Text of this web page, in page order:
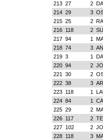
213 27 2
214 29 3
215 25 2
216 118 2
217 94 1
218 74 3
219 3 1
220 94 2
221
30 2
222 38 3
223 118 1
224 84 1
225 29 2
226 117 2
227 102 2
228 118 3